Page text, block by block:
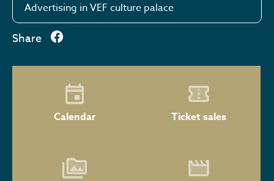
Advertising in VEF culture palace
Share
Calendar Ticket sales